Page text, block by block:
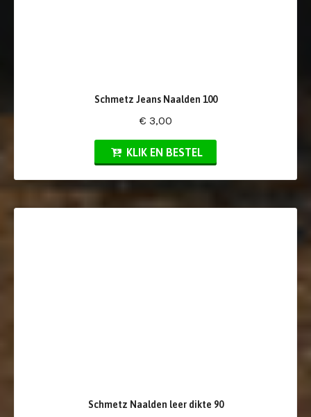
Schmetz Jeans Naalden 100
€ 3,00
KLIK EN BESTEL
Schmetz Naalden leer dikte 90